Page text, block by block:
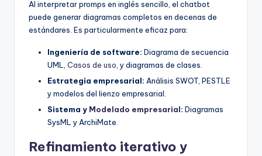
Al interpretar promps en inglés sencillo, el chatbot
puede generar diagramas completos en decenas de
estándares. Es particularmente eficaz para:
Ingeniería de software: Diagrama de secuencia
UML, Casos de uso , y diagramas de clases.
Estrategia empresarial: Análisis SWOT, PESTLE
y modelos del lienzo empresarial.
Sistema y Modelado empresarial: Diagramas
SysML y ArchiMate.
Refinamiento iterativo y